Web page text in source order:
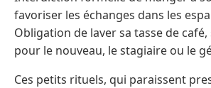
favoriser les échanges dans les
Obligation de laver sa tasse de
pour le nouveau, le stagiaire ou le
Ces petits rituels, qui paraissent